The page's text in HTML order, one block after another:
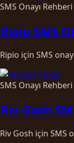
SMS Onayı Rehberi
Ripio SMS
Ripio için SMS
SMS Onayı Rehberi
Riv Gosh
Riv Gosh için SMS